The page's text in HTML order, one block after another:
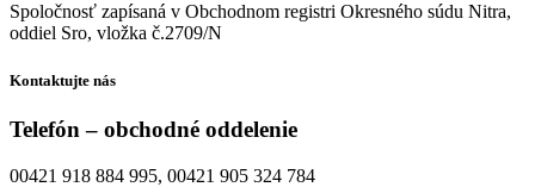
Spoločnosť zapísaná v Obchodnom registri Okresného súdu Nitra,
oddiel Sro, vložka č.2709/N
Kontaktujte nás
Telefón – obchodné oddelenie
00421 918 884 995, 00421 905 324 784